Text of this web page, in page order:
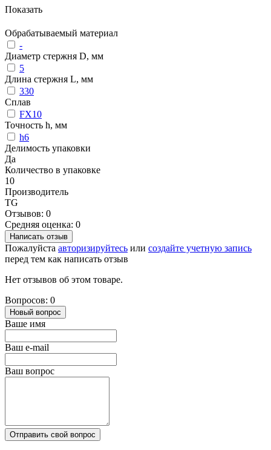
Показать
Обрабатываемый материал
-
Диаметр стержня D, мм
5
Длина стержня L, мм
330
Сплав
FX10
Точность h, мм
h6
Делимость упаковки
Да
Количество в упаковке
10
Производитель
TG
Отзывов: 0
Средняя оценка: 0
Написать отзыв
Пожалуйста авторизируйтесь или создайте учетную запись
перед тем как написать отзыв
Нет отзывов об этом товаре.
Вопросов: 0
Новый вопрос
Ваше имя
Ваш e-mail
Ваш вопрос
Отправить свой вопрос